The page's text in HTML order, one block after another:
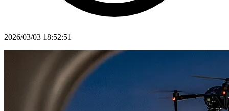
2026/03/03 18:52:51